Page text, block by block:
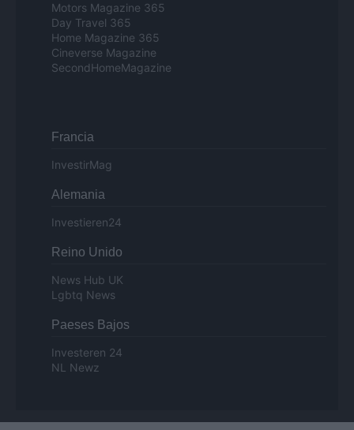
Motors Magazine 365
Day Travel 365
Home Magazine 365
Cineverse Magazine
SecondHomeMagazine
Francia
InvestirMag
Alemania
Investieren24
Reino Unido
News Hub UK
Lgbtq News
Paeses Bajos
Investeren 24
NL Newz